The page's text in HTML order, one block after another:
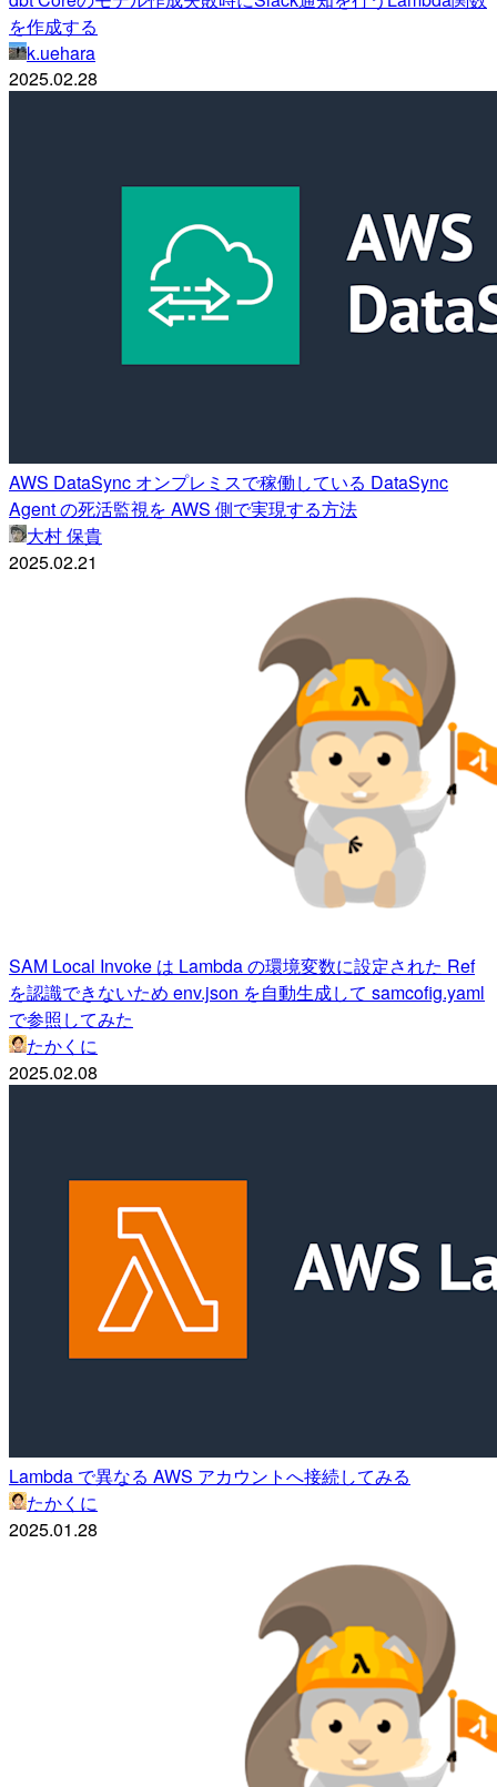
を作成する
k.uehara
2025.02.28
AWS DataSync オンプレミスで稼働している DataSync
Agent の死活監視を AWS 側で実現する方法
大村 保貴
2025.02.21
SAM Local Invoke は Lambda の環境変数に設定された Ref
を認識できないため env.json を自動生成して samcofig.yaml
で参照してみた
たかくに
2025.02.08
Lambda で異なる AWS アカウントへ接続してみる
たかくに
2025.01.28